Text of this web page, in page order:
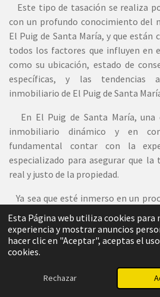
Esta Página web utiliza cookies para
experiencia y mostrar anuncios
hacer clic en "Aceptar", aceptas el
cookies.
Rechazar
Este tipo de tasación se realiza
con un profundo conocimiento del
El Puig de Santa María, y que están
todos los factores que influyen en
como su ubicación, estado de
específicas, y las tendencias
inmobiliario de El Puig de Santa
En El Puig de Santa María, una
inmobiliario dinámico y en
fundamental contar con la
especializado para asegurar que
real y justo de la propiedad.
Ya sea que esté inmerso en un
informe pericial para una
para garantizar un precio
compra-venta, unatasación
de Santa María
le
Correo electrónico